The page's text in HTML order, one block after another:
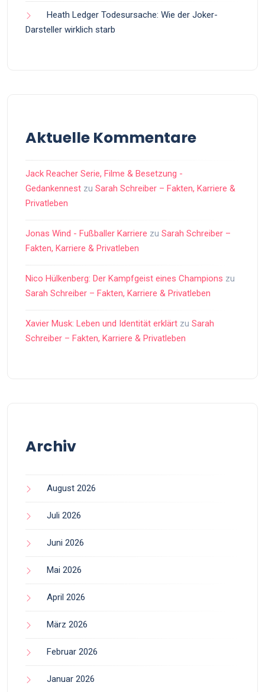
Heath Ledger Todesursache: Wie der Joker-
Darsteller wirklich starb
Aktuelle Kommentare
Jack Reacher Serie, Filme & Besetzung -
Gedankennest zu Sarah Schreiber – Fakten, Karriere &
Privatleben
Jonas Wind - Fußballer Karriere zu Sarah Schreiber –
Fakten, Karriere & Privatleben
Nico Hülkenberg: Der Kampfgeist eines Champions zu
Sarah Schreiber – Fakten, Karriere & Privatleben
Xavier Musk: Leben und Identität erklärt zu Sarah
Schreiber – Fakten, Karriere & Privatleben
Archiv
August 2026
Juli 2026
Juni 2026
Mai 2026
April 2026
März 2026
Februar 2026
Januar 2026